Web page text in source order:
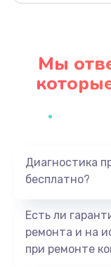
Мы
Диагностика
бесплатно?
Есть ли
ремонта и на
при ремонте